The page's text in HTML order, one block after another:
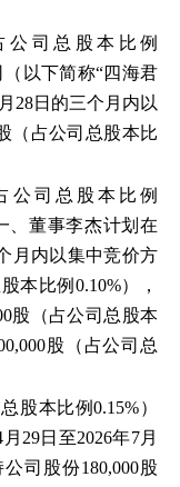
公司总股本比例
以下简称“四海君
28日的三个月内以
（占公司总股本比
公司总股本比例
、董事李杰计划在
月内以集中竞价方
本比例0.10%），
股（占公司总股本
股（占公司总
股本比例0.15%）
29日至2026年7月
司股份180,000股